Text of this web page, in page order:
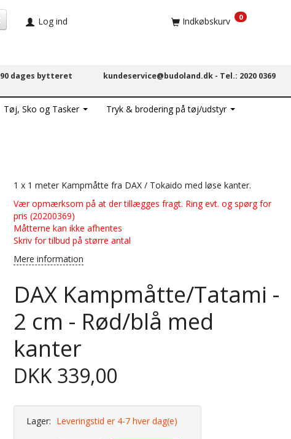
Log ind Indkøbskurv 0
90 dages bytteret kundeservice@budoland.dk - Tel.: 2020 0369
Tøj, Sko og Tasker
Tryk & brodering på tøj/udstyr
1 x 1 meter Kampmåtte fra DAX / Tokaido med løse kanter.
Vær opmærksom på at der tillægges fragt. Ring evt. og spørg for
pris (20200369)
Måtterne kan ikke afhentes
Skriv for tilbud på større antal
Mere information
DAX Kampmåtte/Tatami -
2 cm - Rød/blå med
kanter
DKK 339,00
Lager: Leveringstid er 4-7 hver dag(e)